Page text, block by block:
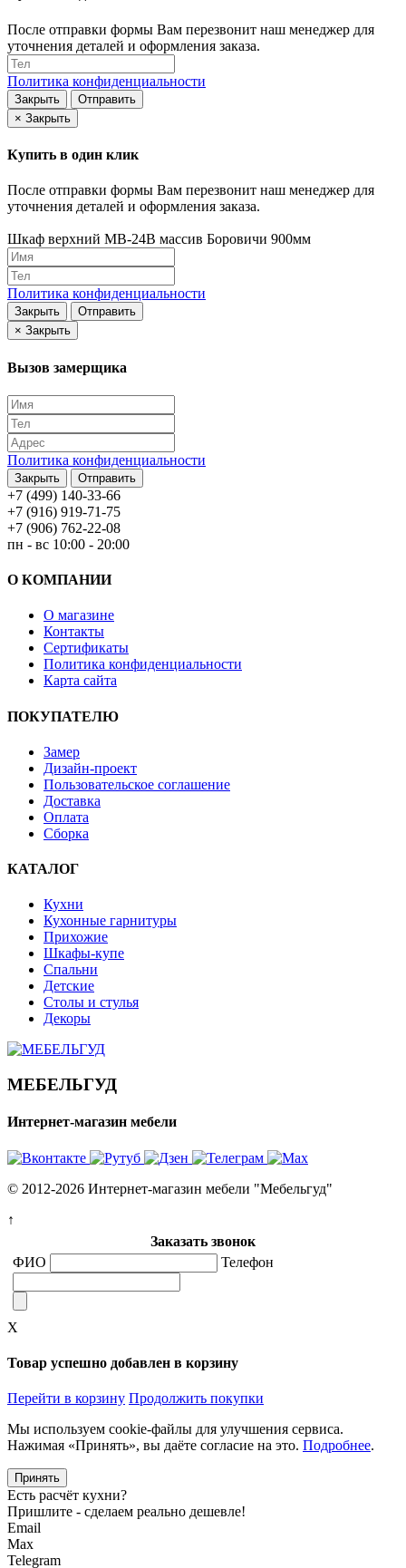
После отправки формы Вам перезвонит наш менеджер для
уточнения деталей и оформления заказа.
Политика конфиденциальности
Закрыть
Отправить
× Закрыть
Купить в один клик
После отправки формы Вам перезвонит наш менеджер для
уточнения деталей и оформления заказа.
Шкаф верхний МВ-24В массив Боровичи 900мм
Политика конфиденциальности
Закрыть
Отправить
× Закрыть
Вызов замерщика
Политика конфиденциальности
Закрыть Отправить
+7 (499) 140-33-66
+7 (916) 919-71-75
+7 (906) 762-22-08
пн - вс 10:00 - 20:00
О КОМПАНИИ
О магазине
Контакты
Сертификаты
Политика конфиденциальности
Карта сайта
ПОКУПАТЕЛЮ
Замер
Дизайн-проект
Пользовательское соглашение
Доставка
Оплата
Сборка
КАТАЛОГ
Кухни
Кухонные гарнитуры
Прихожие
Шкафы-купе
Спальни
Детские
Столы и стулья
Декоры
МЕБЕЛЬГУД
Интернет-магазин мебели
© 2012-2026 Интернет-магазин мебели "Мебельгуд"
↑
Заказать звонок
ФИО
Телефон
X
Товар успешно добавлен в корзину
Перейти в корзину Продолжить покупки
Мы используем cookie-файлы для улучшения сервиса.
Нажимая «Принять», вы даёте согласие на это. Подробнее.
Принять
Есть расчёт кухни?
Пришлите - сделаем реально дешевле!
Email
Max
Telegram